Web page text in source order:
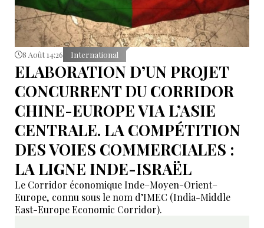
8 Août 14:26 International
ELABORATION D’UN PROJET
CONCURRENT DU CORRIDOR
CHINE-EUROPE VIA L’ASIE
CENTRALE. LA COMPÉTITION
DES VOIES COMMERCIALES :
LA LIGNE INDE-ISRAËL
Le Corridor économique Inde–Moyen-Orient–
Europe, connu sous le nom d’IMEC (India-Middle
East-Europe Economic Corridor).